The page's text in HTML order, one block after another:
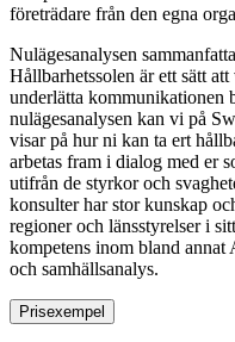
företrädare från den egna
Nulägesanalysen
Hållbarhetssolen är ett sätt
underlätta kommunikationen
nulägesanalysen kan vi på
visar på hur ni kan ta ert
arbetas fram i dialog med er
utifrån de styrkor och
konsulter har stor kunskap
regioner och länsstyrelser i
kompetens inom bland annat
och samhällsanalys.
Prisexempel